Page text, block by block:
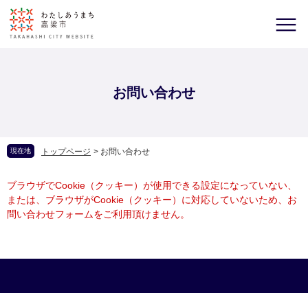
お問い合わせ
現在地 トップページ > お問い合わせ
ブラウザでCookie（クッキー）が使用できる設定になっていない、
または、ブラウザがCookie（クッキー）に対応していないため、お
問い合わせフォームをご利用頂けません。